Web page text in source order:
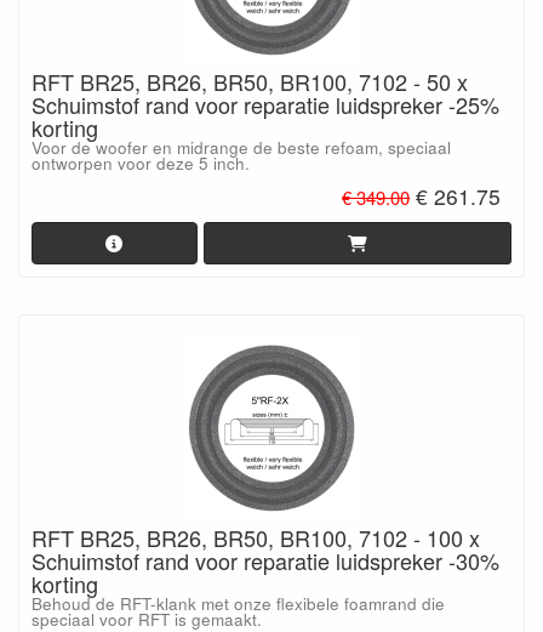
RFT BR25, BR26, BR50, BR100, 7102 - 50 x
Schuimstof rand voor reparatie luidspreker -25%
korting
Voor de woofer en midrange de beste refoam, speciaal
ontworpen voor deze 5 inch.
€ 349.00 € 261.75
RFT BR25, BR26, BR50, BR100, 7102 - 100 x
Schuimstof rand voor reparatie luidspreker -30%
korting
Behoud de RFT-klank met onze flexibele foamrand die
speciaal voor RFT is gemaakt.